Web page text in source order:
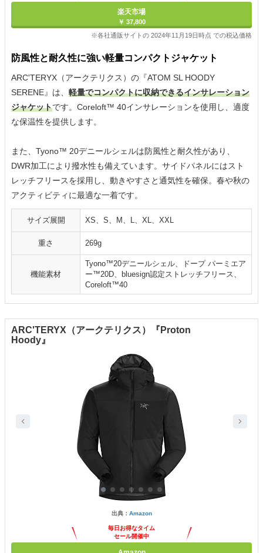
楽天市場
￥ 37,800
※各社通販サイトの 2024年11月19日時点 での税込価格
防風性と耐久性に強い軽量コンパクトジャケット
ARC'TERYX（アークテリクス）の『ATOM SL HOODY
SERENE』は、 軽量でコンパクトに収納できるインサレーション
ジャケットです。Coreloft™ 40インサレーションを使用し、適度
な保温性を提供します。
また、Tyono™ 20デニールシェルは防風性と耐久性があり、
DWR加工により撥水性も備えています。サイドパネルにはスト
レッチフリースを採用し、動きやすさと通気性を確保。春や秋の
アクティビティに最適な一着です。
サイズ展開 XS、S、M、L、XL、XXL
重さ 269g
機能素材
Tyono™20デニールシェル、ドープ パーミエア
ー™20D、bluesign認定ストレッチフリース、
Coreloft™40
ARC'TERYX（アークテリクス）『Proton
Hoody』
出典： Amazon
毎日お得なタイム
セール開催中